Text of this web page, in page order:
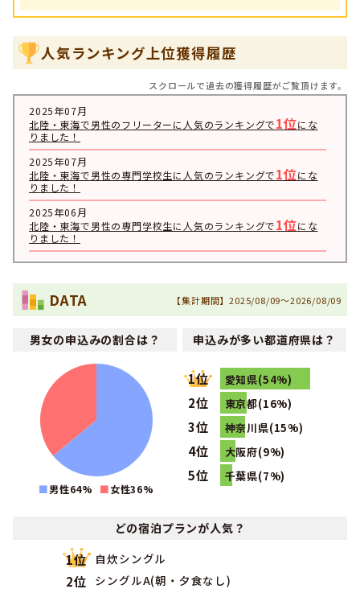
人気ランキング上位獲得履歴
スクロールで過去の獲得履歴がご覧頂けます。
2025年07月
北陸・東海で男性のフリーターに人気のランキングで1位にな
りました！
2025年07月
北陸・東海で男性の専門学校生に人気のランキングで1位にな
りました！
2025年06月
北陸・東海で男性の専門学校生に人気のランキングで1位にな
りました！
2025年05月
2025年03月
した！
2025年01月
北陸・東海で女性のその他に人気のランキングで1位になりま
した！
2024年09月
北陸・東海で女性の専門学校生に人気のランキングで1位にな
りました！
2024年09月
北陸・東海で専門学校生に人気のランキングで1位になりまし
た！
北陸・東海で男性のフリーターに人気のランキングで
2024年01月
北陸・東海で男性の社会人に人気のランキングで
DATA 【集計期間】2025/08/09～2026/08/09
男女の申込みの割合は？
男性64% 女性36%
申込みが多い都道府県は？
1位 愛知県(54%)
2位 東京都(16%)
3位 神奈川県(15%)
4位 大阪府(9%)
5位 千葉県(7%)
どの宿泊プランが人気？
1位 自炊シングル
2位 シングルA(朝・夕食なし)